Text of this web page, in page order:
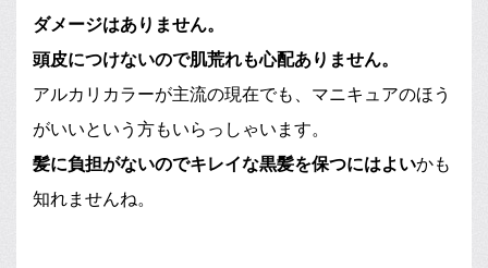
ダメージはありません。
頭皮につけないので肌荒れも心配ありません。
アルカリカラーが主流の現在でも、マニキュアのほう
がいいという方もいらっしゃいます。
髪に負担がないのでキレイな黒髪を保つにはよいかも
知れませんね。